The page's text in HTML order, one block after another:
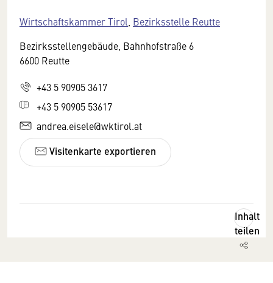
Wirtschaftskammer Tirol Bezirksstelle Reutte
Bezirksstellengebäude, Bahnhofstraße 6
6600 Reutte
+43 5 90905 3617
+43 5 90905 53617
andrea.eisele@wktirol.at
Visitenkarte exportieren
Inhalt
teilen